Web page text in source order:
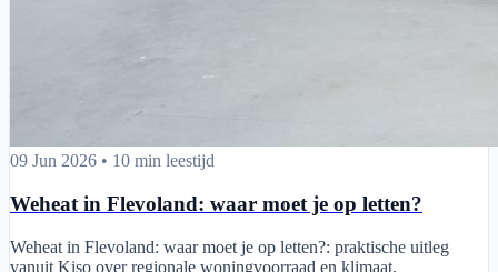
Weheat in Flevoland: waar moet je op letten?
09 Jun 2026 • 10 min leestijd
Weheat in Flevoland: waar moet je op letten?
Weheat in Flevoland: waar moet je op letten?: praktische uitleg
vanuit Kiso over regionale woningvoorraad en klimaat,